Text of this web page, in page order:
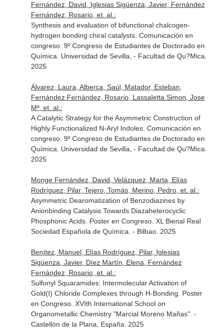
Fernández, David, Iglesias Sigüenza, Javier, Fernández
Fernández, Rosario, et. al.:
Synthesis and evaluation of bifunctional chalcogen-
hydrogen bonding chiral catalysts. Comunicación en
congreso. 9º Congreso de Estudiantes de Doctorado en
Química. Universidad de Sevilla, - Facultad de Qu?Mica.
2025
Álvarez, Laura, Alberca, Saúl, Matador, Esteban,
Fernández Fernández, Rosario, Lassaletta Simon, Jose
Mª, et. al.:
A Catalytic Strategy for the Asymmetric Construction of
Highly Functionalized N-Aryl Indoles. Comunicación en
congreso. 9º Congreso de Estudiantes de Doctorado en
Química. Universidad de Sevilla, - Facultad de Qu?Mica.
2025
Monge Fernández, David, Velázquez, Marta, Elías
Rodríguez, Pilar, Tejero, Tomás, Merino, Pedro, et. al.:
Asymmetric Dearomatization of Benzodiazines by
Anionbinding Catalysis Towards Diazaheterocyclic
Phosphonic Acids. Poster en Congreso. XL Bienal Real
Sociedad Española de Química. - Bilbao. 2025
Benítez, Manuel, Elías Rodríguez, Pilar, Iglesias
Sigüenza, Javier, Díez Martín, Elena, Fernández
Fernández, Rosario, et. al.:
Sulfonyl Squaramides: Intermolecular Activation of
Gold(I) Chloride Complexes through H-Bonding. Poster
en Congreso. XVIth International School on
Organometallic Chemistry "Marcial Moreno Mañas". -
Castellón de la Plana, España. 2025